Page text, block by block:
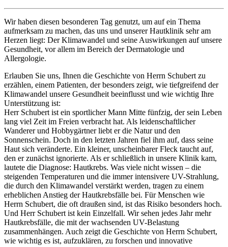
Wir haben diesen besonderen Tag genutzt, um auf ein Thema
aufmerksam zu machen, das uns und unserer Hautklinik sehr am
Herzen liegt: Der Klimawandel und seine Auswirkungen auf unsere
Gesundheit, vor allem im Bereich der Dermatologie und
Allergologie.
Erlauben Sie uns, Ihnen die Geschichte von Herrn Schubert zu
erzählen, einem Patienten, der besonders zeigt, wie tiefgreifend der
Klimawandel unsere Gesundheit beeinflusst und wie wichtig Ihre
Unterstützung ist:
Herr Schubert ist ein sportlicher Mann Mitte fünfzig, der sein Leben
lang viel Zeit im Freien verbracht hat. Als leidenschaftlicher
Wanderer und Hobbygärtner liebt er die Natur und den
Sonnenschein. Doch in den letzten Jahren fiel ihm auf, dass seine
Haut sich veränderte. Ein kleiner, unscheinbarer Fleck taucht auf,
den er zunächst ignorierte. Als er schließlich in unsere Klinik kam,
lautete die Diagnose: Hautkrebs. Was viele nicht wissen – die
steigenden Temperaturen und die immer intensivere UV-Strahlung,
die durch den Klimawandel verstärkt werden, tragen zu einem
erheblichen Anstieg der Hautkrebsfälle bei. Für Menschen wie
Herrn Schubert, die oft draußen sind, ist das Risiko besonders hoch.
Und Herr Schubert ist kein Einzelfall. Wir sehen jedes Jahr mehr
Hautkrebsfälle, die mit der wachsenden UV-Belastung
zusammenhängen. Auch zeigt die Geschichte von Herrn Schubert,
wie wichtig es ist, aufzuklären, zu forschen und innovative